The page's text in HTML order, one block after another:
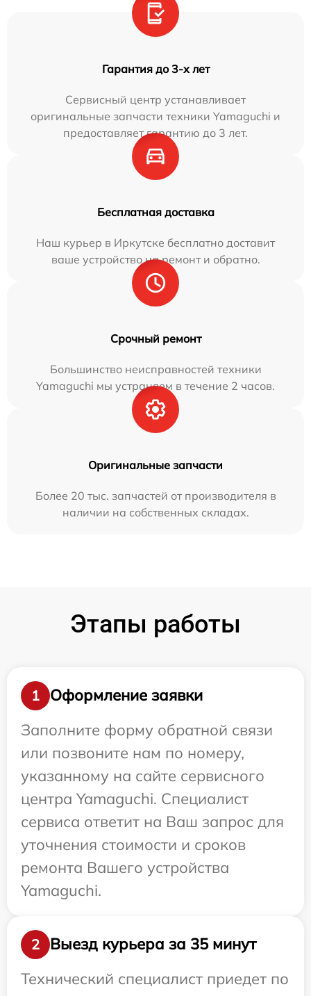
Гарантия до 3-х лет
Сервисный центр устанавливает
оригинальные запчасти техники Yamaguchi и
предоставляет гарантию до 3 лет.
Бесплатная доставка
Наш курьер в Иркутске бесплатно доставит
ваше устройство на ремонт и обратно.
Срочный ремонт
Большинство неисправностей техники
Yamaguchi мы устраняем в течение 2 часов.
Оригинальные запчасти
Более 20 тыс. запчастей от производителя в
наличии на собственных складах.
Этапы работы
1
Оформление заявки
Заполните форму обратной связи
или позвоните нам по номеру,
указанному на сайте сервисного
центра Yamaguchi. Специалист
сервиса ответит на Ваш запрос для
уточнения стоимости и сроков
ремонта Вашего устройства
Yamaguchi.
2
Выезд курьера за 35 минут
Технический специалист приедет по